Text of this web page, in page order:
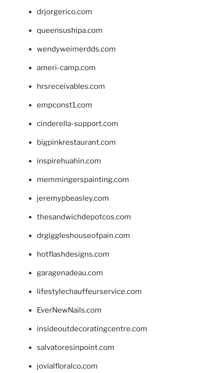
drjorgerico.com
queensushipa.com
wendyweimerdds.com
ameri-camp.com
hrsreceivables.com
empconst1.com
cinderella-support.com
bigpinkrestaurant.com
inspirehuahin.com
memmingerspainting.com
jeremypbeasley.com
thesandwichdepotcos.com
drgiggleshouseofpain.com
hotflashdesigns.com
garagenadeau.com
lifestylechauffeurservice.com
EverNewNails.com
insideoutdecoratingcentre.com
salvatoresinpoint.com
jovialfloralco.com